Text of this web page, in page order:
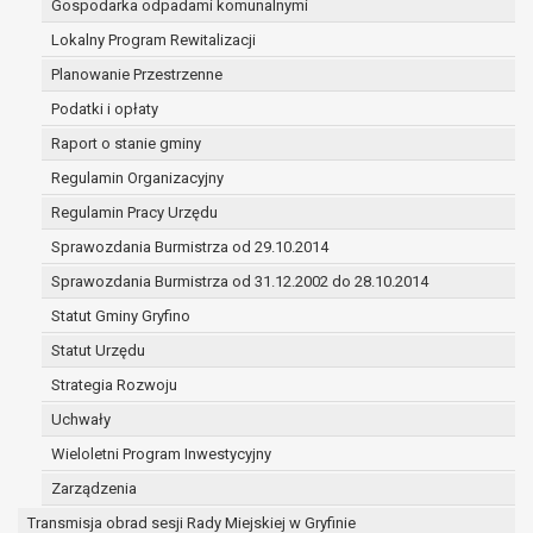
Gospodarka odpadami komunalnymi
Lokalny Program Rewitalizacji
Planowanie Przestrzenne
Podatki i opłaty
Raport o stanie gminy
Regulamin Organizacyjny
Regulamin Pracy Urzędu
Sprawozdania Burmistrza od 29.10.2014
Sprawozdania Burmistrza od 31.12.2002 do 28.10.2014
Statut Gminy Gryfino
Statut Urzędu
Strategia Rozwoju
Uchwały
Wieloletni Program Inwestycyjny
Zarządzenia
Transmisja obrad sesji Rady Miejskiej w Gryfinie
(merytorycznych), a także obowiązków i
zadań zleconych przez instytucje
nadrzędne wobec Gminy;
zawarcia i realizacji umów;
ochrony żywotnych interesów osoby, której
dane dotyczą, lub innej osoby fizycznej;
wykonania zadania realizowanego w
interesie publicznym lub w ramach
sprawowania władzy publicznej
powierzonej administratorowi;
w pozostałych przypadkach dane osobowe
przetwarzane są wyłącznie na podstawie
wcześniej udzielonej zgody w zakresie i celu
określonym w treści zgody.
W związku z przetwarzaniem danych w celu
wskazanym w pkt. 3, dane osobowe mogą być
udostępniane innym upoważnionym odbiorcom lub
kategoriom odbiorców danych osobowych.
Odbiorcami mogą być:
podmioty, które przetwarzają dane